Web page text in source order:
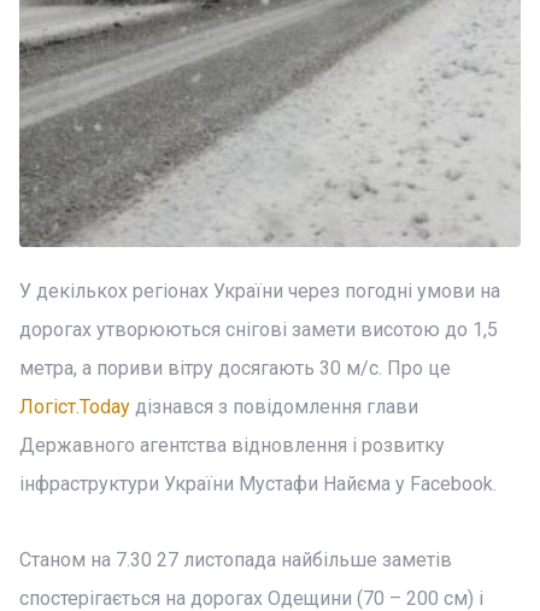
У декількох регіонах України через погодні умови на
дорогах утворюються снігові замети висотою до 1,5
метра, а пориви вітру досягають 30 м/с. Про це
Логіст.Today дізнався з повідомлення глави
Державного агентства відновлення і розвитку
інфраструктури України Мустафи Найєма у Facebook.
Станом на 7.30 27 листопада найбільше заметів
спостерігається на дорогах Одещини (70 – 200 см) і